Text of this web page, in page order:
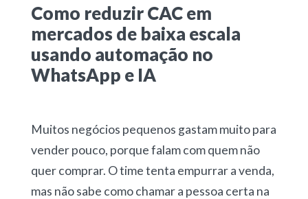
Como reduzir CAC em
mercados de baixa escala
usando automação no
WhatsApp e IA
Muitos negócios pequenos gastam muito para
vender pouco, porque falam com quem não
quer comprar. O time tenta empurrar a venda,
mas não sabe como chamar a pessoa certa na